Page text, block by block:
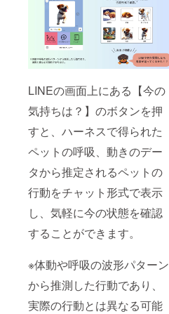
LINEの画面上にある【今の
気持ちは？】のボタンを押
すと、ハーネスで得られた
ペットの呼吸、動きのデー
タから推定されるペットの
行動をチャット形式で表示
し、気軽に今の状態を確認
することができます。
※体動や呼吸の波形パターン
から推測した行動であり、
実際の行動とは異なる可能